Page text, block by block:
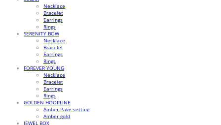
Necklace
Bracelet
Earrings
Rings
SERENITY BOW
Necklace
Bracelet
Earrings
Rings
FOREVER YOUNG
Necklace
Bracelet
Earrings
Rings
GOLDEN HOOPLINE
Amber Pave setting
Amber gold
JEWEL BOX